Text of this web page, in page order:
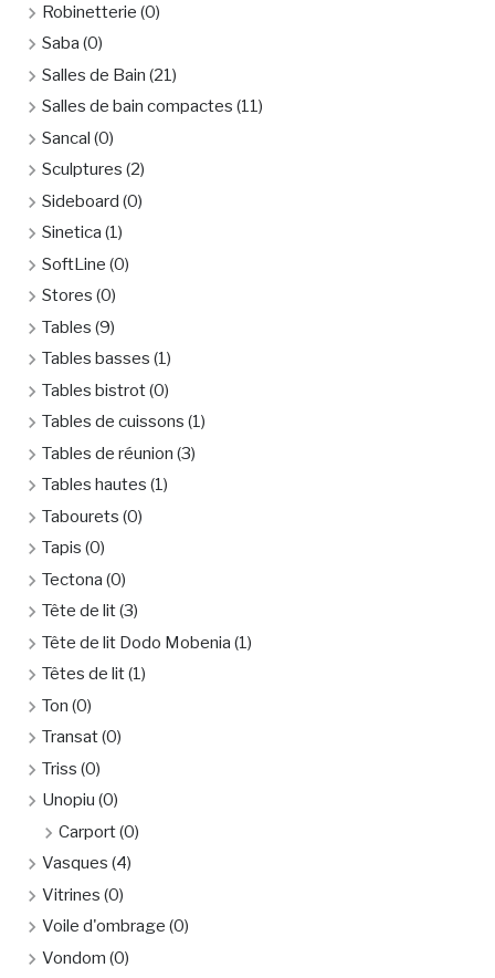
Robinetterie (0)
Saba (0)
Salles de Bain (21)
Salles de bain compactes (11)
Sancal (0)
Sculptures (2)
Sideboard (0)
Sinetica (1)
SoftLine (0)
Stores (0)
Tables (9)
Tables basses (1)
Tables bistrot(0)
Tables de cuissons (1)
Tables de réunion (3)
Tables hautes (1)
Tabourets (0)
Tapis (0)
Tectona (0)
Tête de lit(3)
Tête de lit Dodo Mobenia (1)
Têtes de lit(1)
Ton (0)
Transat(0)
Triss (0)
Unopiu (0)
Carport(0)
Vasques (4)
Vitrines (0)
Voile d'ombrage (0)
Vondom (0)